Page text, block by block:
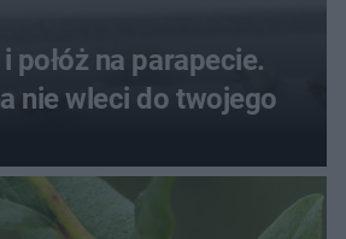
połóż na parapecie.
nie wleci do twojego